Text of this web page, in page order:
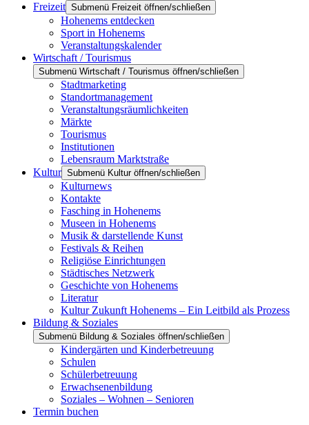
Freizeit Submenü Freizeit öffnen/schließen
Hohenems entdecken
Sport in Hohenems
Veranstaltungskalender
Wirtschaft / Tourismus
Submenü Wirtschaft / Tourismus öffnen/schließen
Stadtmarketing
Standortmanagement
Veranstaltungsräumlichkeiten
Märkte
Tourismus
Institutionen
Lebensraum Marktstraße
Kultur Submenü Kultur öffnen/schließen
Kulturnews
Kontakte
Fasching in Hohenems
Museen in Hohenems
Musik & darstellende Kunst
Festivals & Reihen
Religiöse Einrichtungen
Städtisches Netzwerk
Geschichte von Hohenems
Literatur
Kultur Zukunft Hohenems – Ein Leitbild als Prozess
Bildung & Soziales
Submenü Bildung & Soziales öffnen/schließen
Kindergärten und Kinderbetreuung
Schulen
Schülerbetreuung
Erwachsenenbildung
Soziales – Wohnen – Senioren
Termin buchen